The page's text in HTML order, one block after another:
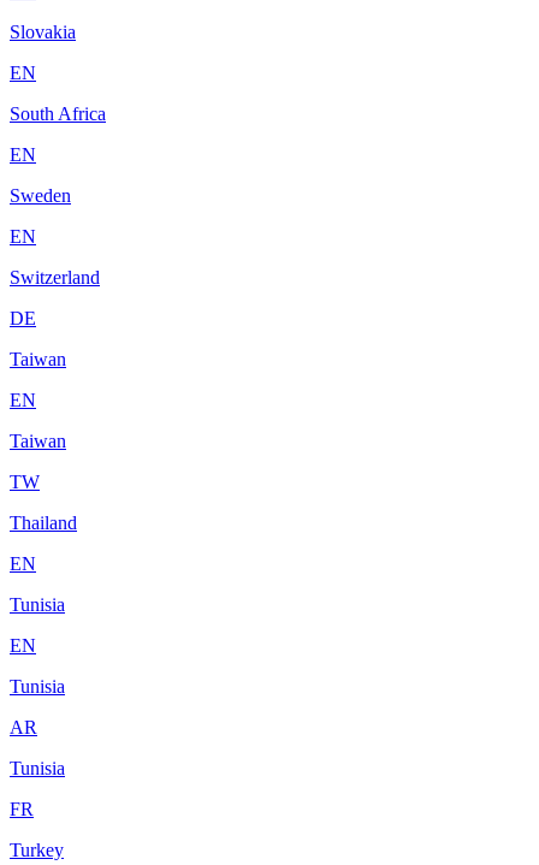
Slovakia
EN
South Africa
EN
Sweden
EN
Switzerland
DE
Taiwan
EN
Taiwan
TW
Thailand
EN
Tunisia
EN
Tunisia
AR
Tunisia
FR
Turkey